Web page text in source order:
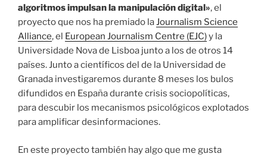
algoritmos impulsan la manipulación digital», el
proyecto que nos ha premiado laJournalism Science
Alliance, el European Journalism Centre (EJC)y la
Universidade Nova de Lisboa junto a los de otros 14
países. Junto a científicos del de la Universidad de
Granada investigaremos durante 8 meses los bulos
difundidos en España durante crisis sociopolíticas,
para descubir los mecanismos psicológicos explotados
para amplificar desinformaciones.
En este proyecto también hay algo que me gusta